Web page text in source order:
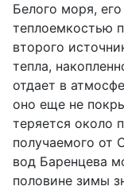
Белого моря,
теплоемкостью
второго
тепла,
отдает в
оно еще не
теряется около
получаемого от
вод Баренцева
половине зимы